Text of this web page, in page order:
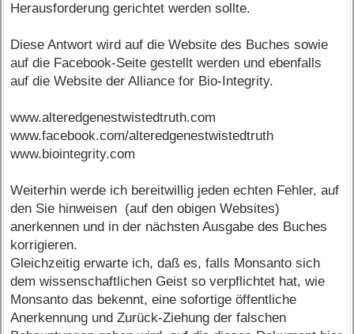
Herausforderung gerichtet werden sollte.
Diese Antwort wird auf die Website des Buches sowie
auf die Facebook-Seite gestellt werden und ebenfalls
auf die Website der Alliance for Bio-Integrity.
www.alteredgenestwistedtruth.com
www.facebook.com/alteredgenestwistedtruth
www.biointegrity.com
Weiterhin werde ich bereitwillig jeden echten Fehler, auf
den Sie hinweisen (auf den obigen Websites)
anerkennen und in der nächsten Ausgabe des Buches
korrigieren.
Gleichzeitig erwarte ich, daß es, falls Monsanto sich
dem wissenschaftlichen Geist so verpflichtet hat, wie
Monsanto das bekennt, eine sofortige öffentliche
Anerkennung und Zurück-Ziehung der falschen